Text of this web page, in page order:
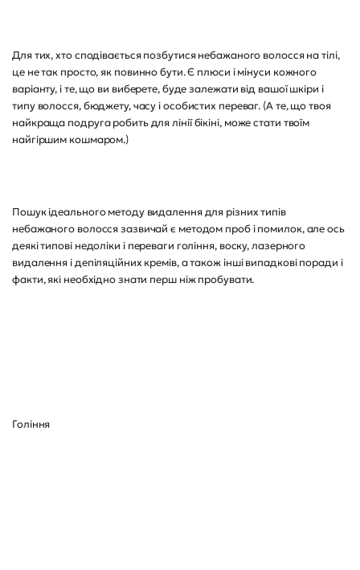
Для тих, хто сподівається позбутися небажаного волосся на тілі,
це не так просто, як повинно бути. Є плюси і мінуси кожного
варіанту, і те, що ви виберете, буде залежати від вашої шкіри і
типу волосся, бюджету, часу і особистих переваг. (А те, що твоя
найкраща подруга робить для лінії бікіні, може стати твоїм
найгіршим кошмаром.)
Пошук ідеального методу видалення для різних типів
небажаного волосся зазвичай є методом проб і помилок, але ось
деякі типові недоліки і переваги гоління, воску, лазерного
видалення і депіляційних кремів, а також інші випадкові поради і
факти, які необхідно знати перш ніж пробувати.
Гоління